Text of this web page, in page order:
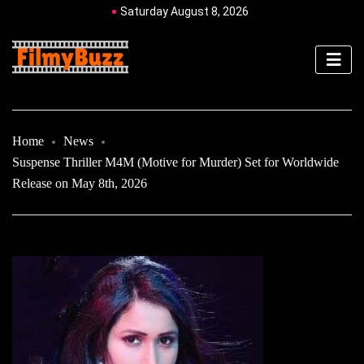
Saturday August 8, 2026
Home
News
Suspense Thriller M4M (Motive for Murder) Set for Worldwide
Release on May 8th, 2026